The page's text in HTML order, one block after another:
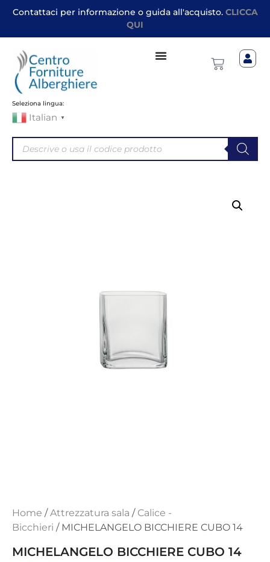
Contattaci per informazione o guida all'acquisto. CLICCA
QUI
Seleziona lingua:
Italian ▼
Home /Attrezzatura sala / Calice -
Bicchieri / MICHELANGELO BICCHIERE CUBO 14
MICHELANGELO BICCHIERE CUBO 14